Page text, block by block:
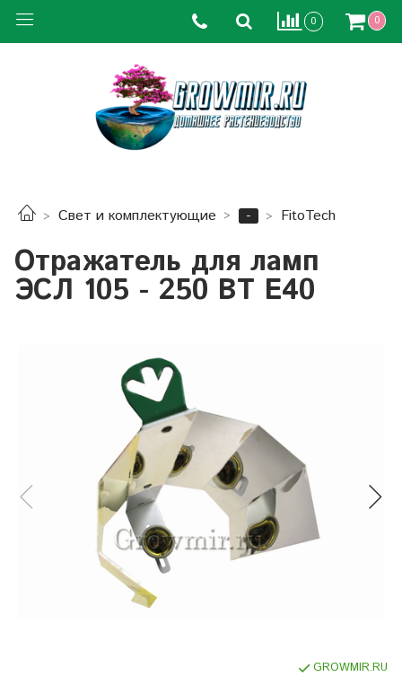
0 0
Свет и комплектующие - FitoTech
Отражатель для ламп
ЭСЛ 105 - 250 ВТ Е40
GROWMIR.RU